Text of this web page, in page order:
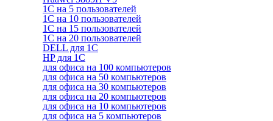
1С на 5 пользователей
1С на 10 пользователей
1С на 15 пользователей
1С на 20 пользователей
DELL для 1С
HP для 1С
для офиса на 100 компьютеров
для офиса на 50 компьютеров
для офиса на 30 компьютеров
для офиса на 20 компьютеров
для офиса на 10 компьютеров
для офиса на 5 компьютеров